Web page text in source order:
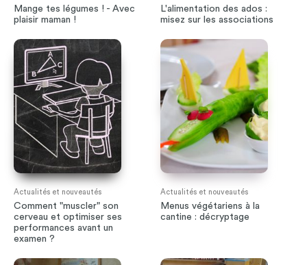
Mange tes légumes ! - Avec
plaisir maman !
L'alimentation des ados :
misez sur les associations
Actualités et nouveautés
Comment "muscler" son
cerveau et optimiser ses
performances avant un
examen ?
Actualités et nouveautés
Menus végétariens à la
cantine : décryptage